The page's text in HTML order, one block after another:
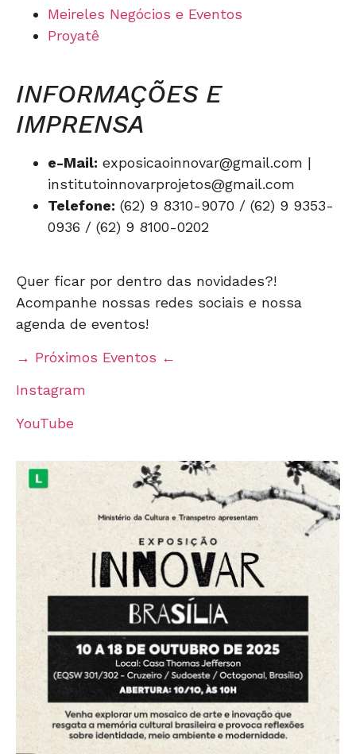
Meireles Negócios e Eventos
Proyatê
INFORMAÇÕES E
IMPRENSA
e-Mail: exposicaoinnovar@gmail.com |
institutoinnovarprojetos@gmail.com
Telefone: (62) 9 8310-9070 / (62) 9 9353-
0936 / (62) 9 8100-0202
Quer ficar por dentro das novidades?!
Acompanhe nossas redes sociais e nossa
agenda de eventos!
→ Próximos Eventos ←
Instagram
YouTube